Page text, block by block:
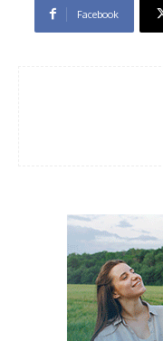
Facebook